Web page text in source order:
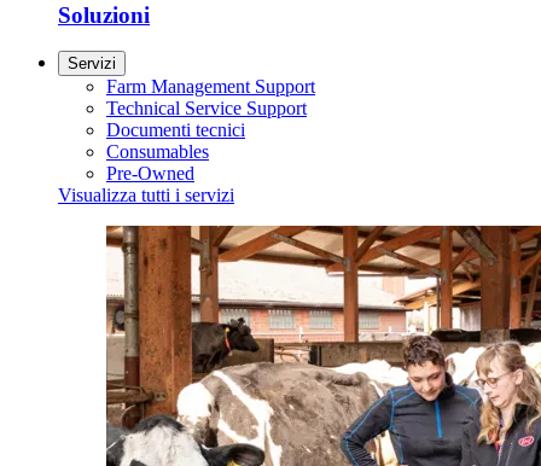
Soluzioni
Servizi
Farm Management Support
Technical Service Support
Documenti tecnici
Consumables
Pre-Owned
Visualizza tutti i servizi